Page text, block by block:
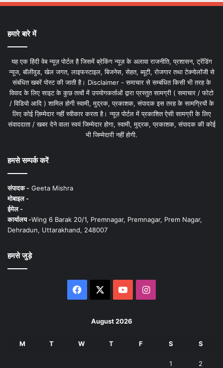
हमारे बारे में
यह एक हिंदी वेब न्यूज़ पोर्टल है जिसमें ब्रेकिंग न्यूज़ के अलावा राजनीति, प्रशासन, ट्रेंडिंग
न्यूज, बॉलीवुड, खेल जगत, लाइफस्टाइल, बिजनेस, सेहत, ब्यूटी, रोजगार तथा टेक्नोलॉजी से
संबंधित खबरें पोस्ट की जाती है। Disclaimer - समाचार से सम्बंधित किसी भी तरह के
विवाद के लिए साइट के कुछ तत्वों में उपयोगकर्ताओं द्वारा प्रस्तुत सामग्री ( समाचार / फोटो
/ विडियो आदि ) शामिल होगी स्वामी, मुद्रक, प्रकाशक, संपादक इस तरह के सामग्रियों के
लिए कोई ज़िम्मेदार नहीं स्वीकार करता है। न्यूज़ पोर्टल में प्रकाशित ऐसी सामग्री के लिए
संवाददाता / खबर देने वाला स्वयं जिम्मेदार होगा, स्वामी, मुद्रक, प्रकाशक, संपादक की कोई
भी जिम्मेदारी नहीं होगी.
हमसे सम्पर्क करें
संपादक - Geeta Mishra
मोबाइल -
ईमेल -
कार्यालय -Wing 6 Barak 20/1, Premnagar, Premnagar, Prem Nagar,
Dehradun, Uttarakhand, 248007
हमसे जुड़े
Facebook YouTubeInstagram
August 2026
M T W T F S S
1 2